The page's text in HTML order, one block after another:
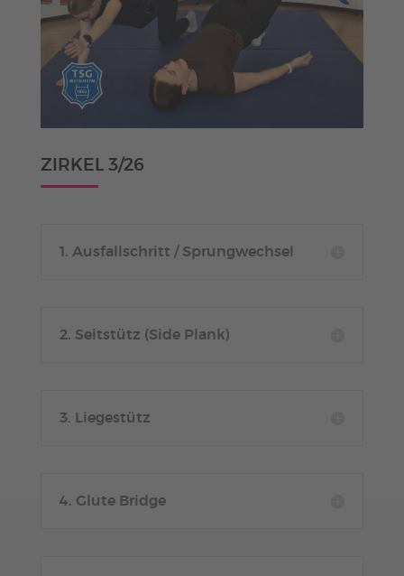
ZIRKEL 3/26
1. Ausfallschritt / Sprungwechsel
2. Seitstütz (Side Plank)
3. Liegestütz
4. Glute Bridge